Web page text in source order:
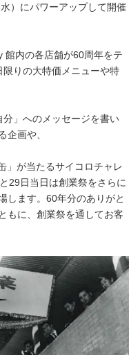
）にパワーアップして開催
館内の各店舗が60周年をテ
りの大特価メニューや特
」へのメッセージを書い
企画や、
」が当たるサイコロチャレ
29日当日は創業祭をさらに
します。60年分のありがと
もに、創業祭を通してお客